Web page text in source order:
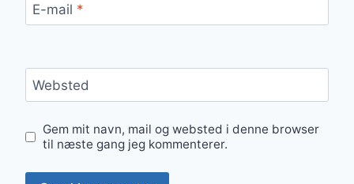
E-mail *
Websted
Gem mit navn, mail og websted i denne browser
til næste gang jeg kommenterer.